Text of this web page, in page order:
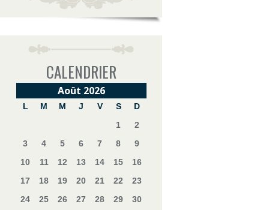
CALENDRIER
Août 2026
L M M J V S
D
1
2
3
4 5 6 7 8
9
10
11 12 13 14 15
16
17
18 19 20 21 22
23
24
25 26 27 28 29
30